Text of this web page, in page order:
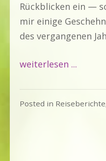
Rückblicken ein —
mir einige
des vergangenen
weiterlesen ...
Posted in Reiseberichte